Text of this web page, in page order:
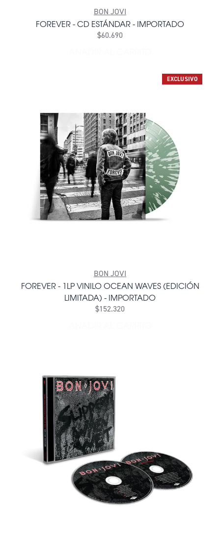
BON JOVI
FOREVER - CD ESTÁNDAR - IMPORTADO
$60.690
EXCLUSIVO
BON JOVI
FOREVER - 1LP VINILO OCEAN WAVES (EDICIÓN
LIMITADA) - IMPORTADO
$152.320